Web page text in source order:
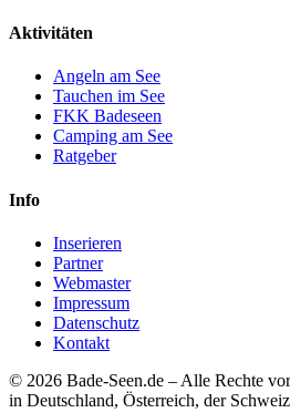
Aktivitäten
Angeln am See
Tauchen im See
FKK Badeseen
Camping am See
Ratgeber
Info
Inserieren
Partner
Webmaster
Impressum
Datenschutz
Kontakt
© 2026 Bade-Seen.de – Alle Rechte
in Deutschland, Österreich, der